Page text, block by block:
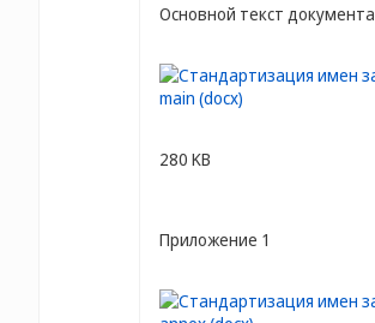
Основной текст документа
280 KB
Приложение 1